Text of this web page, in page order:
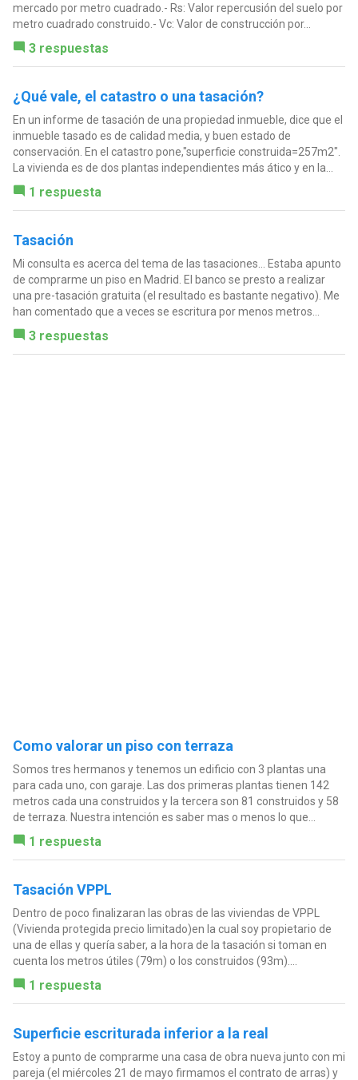
mercado por metro cuadrado.- Rs: Valor repercusión del suelo por
metro cuadrado construido.- Vc: Valor de construcción por...
3 respuestas
¿Qué vale, el catastro o una tasación?
En un informe de tasación de una propiedad inmueble, dice que el
inmueble tasado es de calidad media, y buen estado de
conservación. En el catastro pone,"superficie construida=257m2".
La vivienda es de dos plantas independientes más ático y en la...
1 respuesta
Tasación
Mi consulta es acerca del tema de las tasaciones... Estaba apunto
de comprarme un piso en Madrid. El banco se presto a realizar
una pre-tasación gratuita (el resultado es bastante negativo). Me
han comentado que a veces se escritura por menos metros...
3 respuestas
Como valorar un piso con terraza
Somos tres hermanos y tenemos un edificio con 3 plantas una
para cada uno, con garaje. Las dos primeras plantas tienen 142
metros cada una construidos y la tercera son 81 construidos y 58
de terraza. Nuestra intención es saber mas o menos lo que...
1 respuesta
Tasación VPPL
Dentro de poco finalizaran las obras de las viviendas de VPPL
(Vivienda protegida precio limitado)en la cual soy propietario de
una de ellas y quería saber, a la hora de la tasación si toman en
cuenta los metros útiles (79m) o los construidos (93m)....
1 respuesta
Superficie escriturada inferior a la real
Estoy a punto de comprarme una casa de obra nueva junto con mi
pareja (el miércoles 21 de mayo firmamos el contrato de arras) y